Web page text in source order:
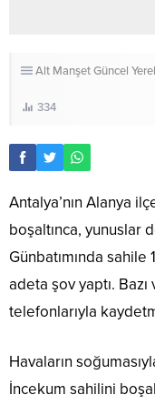
Alt ManşetGüncel Yerel
334
Antalya’nın Alanya
boşaltınca, yunuslar
Günbatımında
adeta şov yaptı.
telefonlarıyla
Havaların
İncekum sahilini